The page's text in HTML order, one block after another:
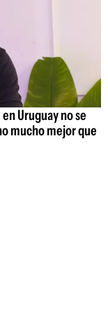
Uruguay no se
mucho mejor que